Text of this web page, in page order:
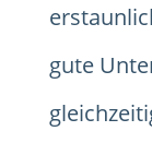
gute